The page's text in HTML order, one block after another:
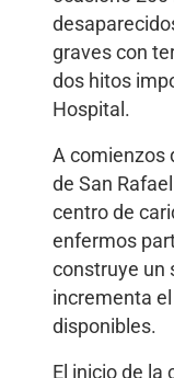
graves con
dos hitos
Hospital.
A comienzos
de San
centro de
enfermos
construye un
incrementa
disponibles.
El inicio de la